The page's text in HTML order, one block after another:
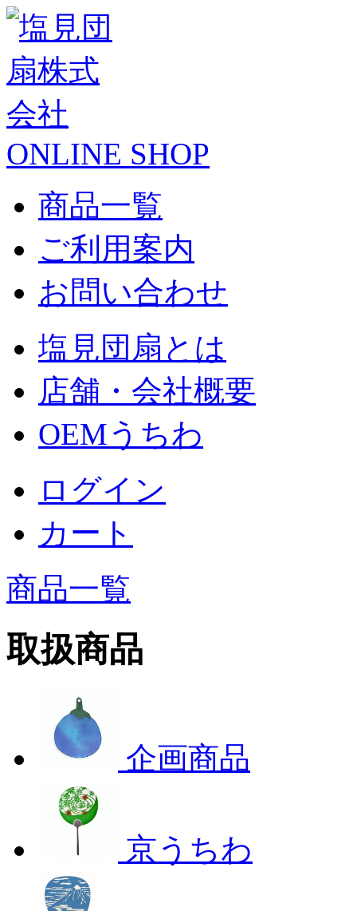
ONLINE SHOP
商品一覧
ご利用案内
お問い合わせ
塩見団扇とは
店舗・会社概要
OEMうちわ
ログイン
カート
商品一覧
取扱商品
企画商品
京うちわ